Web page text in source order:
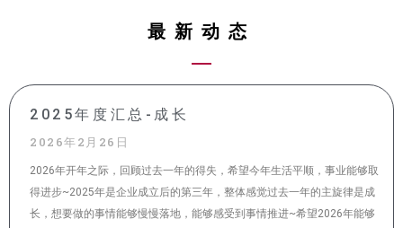
最新动态
2025年度汇总-成长
2026年2月26日
2026年开年之际，回顾过去一年的得失，希望今年生活平顺，事业能够取
得进步~2025年是企业成立后的第三年，整体感觉过去一年的主旋律是成
长，想要做的事情能够慢慢落地，能够感受到事情推进~希望2026年能够
e
Page Page Page